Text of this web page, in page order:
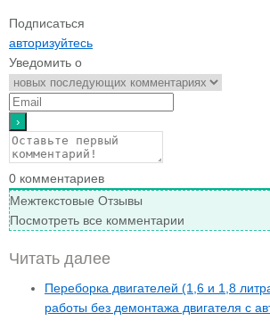
Подписаться
авторизуйтесь
Уведомить о
0 комментариев
Межтекстовые Отзывы
Посмотреть все комментарии
Читать далее
Переборка двигателей (1,6 и 1,8
работы без демонтажа двигателя с